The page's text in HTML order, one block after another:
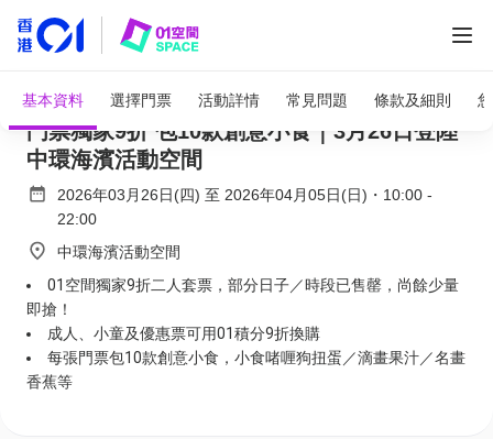
基本資料 選擇門票 活動詳情 常見問題 條款及細則
Central Yards Edible Art Fair 中環藝嚐展｜
門票獨家9折 包10款創意小食｜3月26日登陸
中環海濱活動空間
2026年03月26日(四) 至 2026年04月05日(日) ・ 10:00 -
22:00
中環海濱活動空間
01空間獨家9折二人套票，部分日子／時段已售罄，尚餘少量
即搶！
成人、小童及優惠票可用01積分9折換購
每張門票包10款創意小食，小食啫喱狗扭蛋／滴畫果汁／名畫
香蕉等